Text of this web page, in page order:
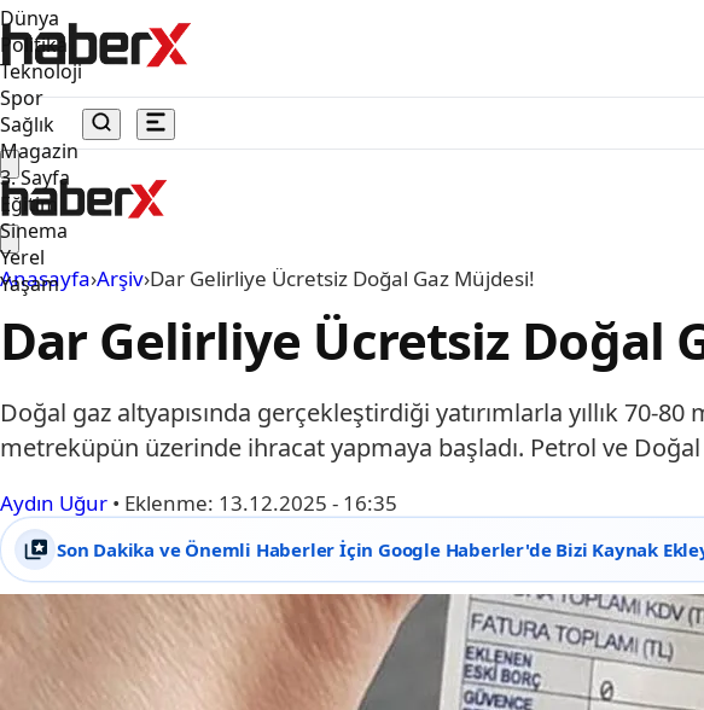
Dünya
Politika
Teknoloji
Spor
Sağlık
Magazin
3. Sayfa
Eğitim
Sinema
Yerel
Yaşam
Anasayfa›Arşiv›Dar Gelirliye Ücretsiz Doğal Gaz Müjdesi!
Dar Gelirliye Ücretsiz Doğal
Doğal gaz altyapısında gerçekleştirdiği yatırımlarla yıllık
metreküpün üzerinde ihracat yapmaya başladı. Petrol ve
Aydın Uğur • Eklenme: 13.12.2025 - 16:35
Son Dakika ve Önemli Haberler İçin Google Haberler'de Bizi Kaynak